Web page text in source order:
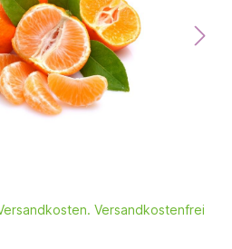
Versandkostenfrei